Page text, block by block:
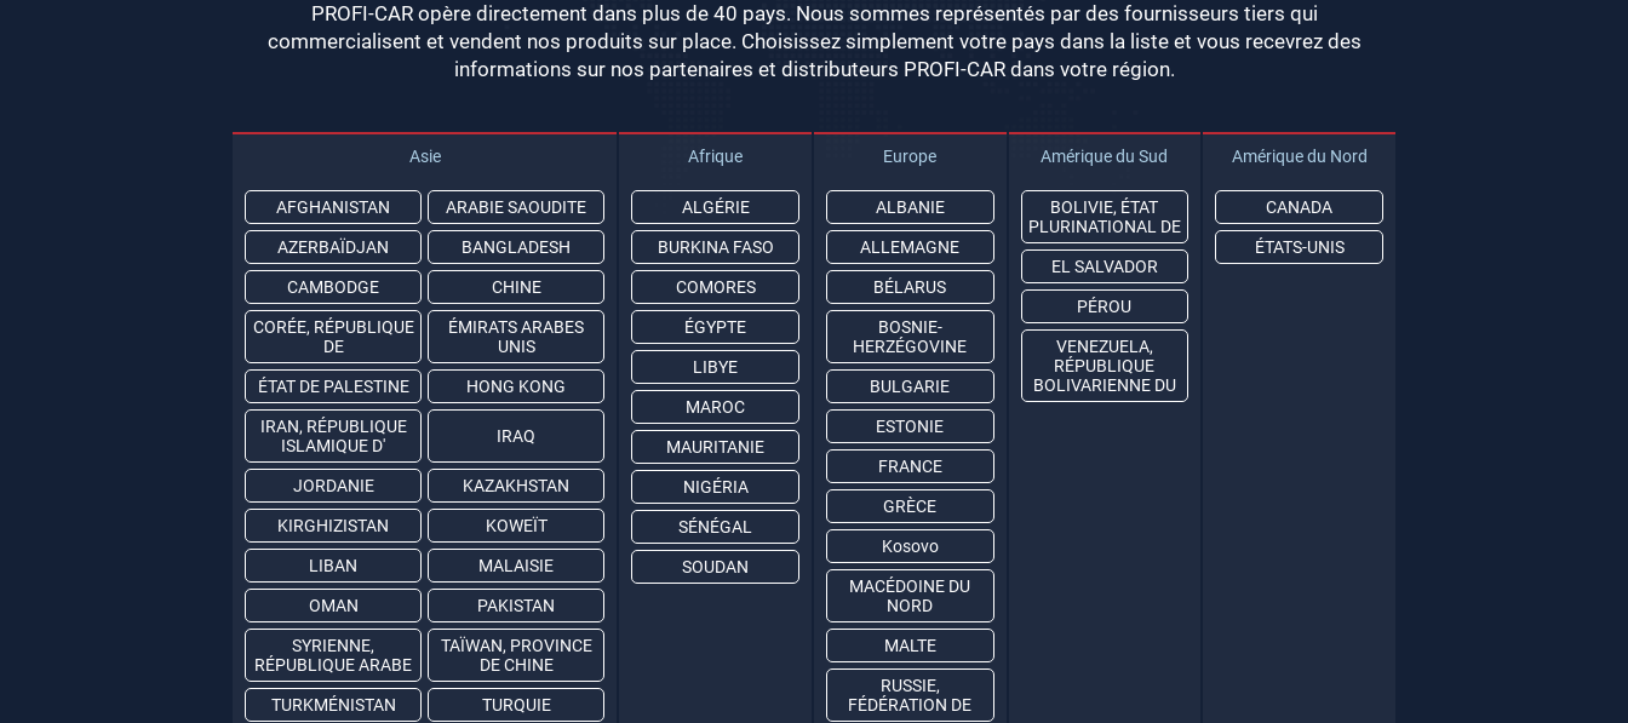
PROFI-CAR opère directement dans plus de 40 pays. Nous sommes représentés par des fournisseurs tiers qui
commercialisent et vendent nos produits sur place. Choisissez simplement votre pays dans la liste et vous recevrez des
informations sur nos partenaires et distributeurs PROFI-CAR dans votre région.
Asie
AFGHANISTAN ARABIE SAOUDITE
AZERBAÏDJAN BANGLADESH
CAMBODGE CHINE
CORÉE, RÉPUBLIQUE
DE
ÉMIRATS ARABES
UNIS
ÉTAT DE PALESTINE HONG KONG
IRAN, RÉPUBLIQUE
ISLAMIQUE D'
IRAQ
JORDANIE KAZAKHSTAN
KIRGHIZISTAN KOWEÏT
LIBAN MALAISIE
OMAN PAKISTAN
SYRIENNE,
RÉPUBLIQUE ARABE
TAÏWAN, PROVINCE
DE CHINE
TURKMÉNISTAN TURQUIE
Afrique
ALGÉRIE
BURKINA FASO
COMORES
ÉGYPTE
LIBYE
MAROC
MAURITANIE
NIGÉRIA
SÉNÉGAL
SOUDAN
Europe
ALBANIE
ALLEMAGNE
BÉLARUS
BOSNIE-
HERZÉGOVINE
BULGARIE
ESTONIE
FRANCE
GRÈCE
Kosovo
MACÉDOINE DU
NORD
MALTE
RUSSIE,
FÉDÉRATION DE
Amérique du Sud
BOLIVIE, ÉTAT
PLURINATIONAL DE
EL SALVADOR
PÉROU
VENEZUELA,
RÉPUBLIQUE
BOLIVARIENNE DU
Amérique du Nord
CANADA
ÉTATS-UNIS